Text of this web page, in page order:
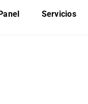
Servicios